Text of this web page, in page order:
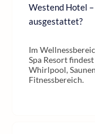
Westend Hotel
ausgestattet?
Im
Spa Resort
Whirlpool,
Fitnessbereich.